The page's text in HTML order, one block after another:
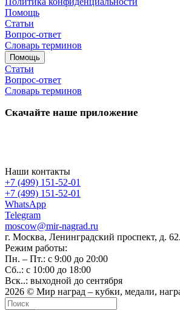
Помощь
Статьи
Вопрос-ответ
Словарь терминов
Помощь
Статьи
Вопрос-ответ
Словарь терминов
Скачайте наше приложение
Наши контакты
+7 (499) 151-52-01
+7 (499) 151-52-01
WhatsApp
Telegram
moscow@mir-nagrad.ru
г. Москва, Ленинградский проспект, д. 62.
Режим работы:
Пн. – Пт.: с 9:00 до 20:00
Сб..: с 10:00 до 18:00
Вск..: выходной до сентября
2026 © Мир наград – кубки, медали,